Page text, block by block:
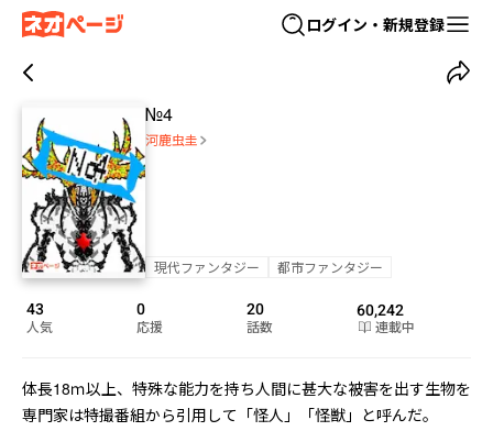
ログイン・新規登録
№4
河鹿虫圭
現代ファンタジー 都市ファンタジー
43
人気
0
応援
20
話数
60,242
連載中
体長18ｍ以上、特殊な能力を持ち人間に甚大な被害を出す生物を
専門家は特撮番組から引用して「怪人」「怪獣」と呼んだ。